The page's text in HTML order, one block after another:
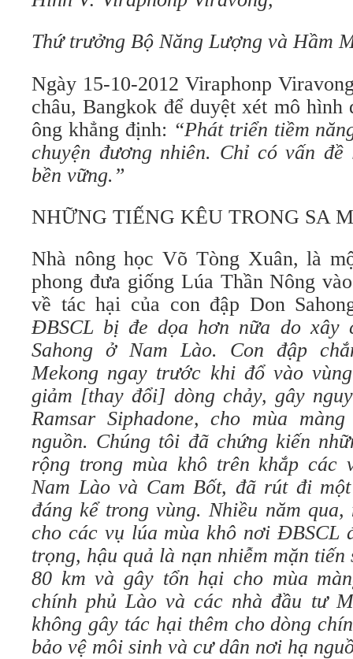
Thứ trưởng Bộ Năng Lượng và Hầm
Ngày 15-10-2012 Viraphonp
châu, Bangkok để duyệt xét mô hình
ông khẳng định: “Phát triển tiềm
chuyện đương nhiên. Chỉ có vấn
bền vững.”
NHỮNG TIẾNG KÊU TRONG SA
Nhà nông học Võ Tòng Xuân, là
phong đưa giống Lúa Thần Nông
về tác hại của con đập Don
ĐBSCL bị đe dọa hơn nữa do xây
Sahong ở Nam Lào. Con đập
Mekong ngay trước khi đổ vào
giảm [thay đổi] dòng chảy, gây
Ramsar Siphadone, cho mùa
nguồn. Chúng tôi đã chứng kiến
rộng trong mùa khô trên khắp các
Nam Lào và Cam Bốt, đã rút đi
đáng kể trong vùng. Nhiều năm
cho các vụ lúa mùa khô nơi ĐBSCL
trọng, hậu quả là nạn nhiễm mặn
80 km và gây tổn hại cho mùa
chính phủ Lào và các nhà đầu tư
không gây tác hại thêm cho dòng
bảo vệ môi sinh và cư dân nơi hạ